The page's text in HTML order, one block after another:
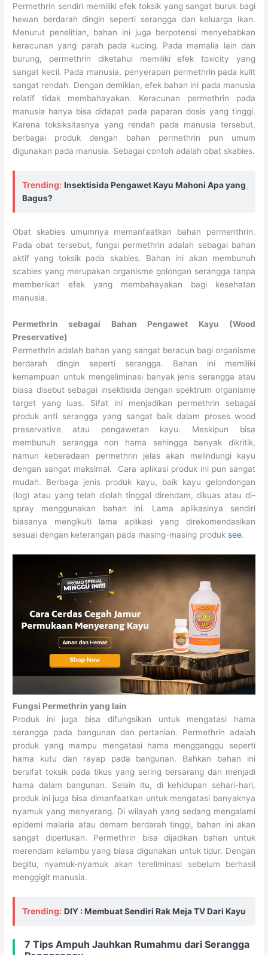
Permethrin sendiri memiliki efek toksik yang sangat buruk bagi
hewan berdarah dingin seperti serangga dan keluarga ikan.
Menurut penelitian, bahan ini juga berpotensi menyebabkan
keracunan yang parah pada kucing. Pada mamalia lain dan
burung, permethrin diketahui memiliki efek toxicity yang
sangat kecil. Pada manusia, penyerapan permethrin pada kulit
sangat rendah. Dengan demikian, efek bahan ini pada manusia
relatif tidak membahayakan. Keracunan permethrin pada
manusia hanya bisa didapat pada paparan dosis yang tinggi.
Karena toksiksitasnya yang rendah pada manusia tersebut,
berbagai produk dengan bahan permethrin pun umum
digunakan pada manusia. Sebagai contoh adalah obat skabies.
Trending: Insektisida Pengawet Kayu Mahoni Apa yang
Bagus?
Obat skabies umumnya memanfaatkan bahan permenthrin.
Pada obat tersebut, fungsi permethrin adalah sebagai bahan
aktif yang toksik pada skabies. Bahan ini akan membunuh
scabies yang merupakan organisme golongan serangga tanpa
memberikan efek yang membahayakan bagi kesehatan
manusia.
Permethrin sebagai Bahan Pengawet Kayu (Wood
Preservative)
Permethrin adalah bahan yang sangat beracun bagi organisme
berdarah dingin seperti serangga. Bahan ini memiliki
kemampuan untuk mengeliminasi banyak jenis serangga atau
biasa disebut sebagai insektisida dengan spektrum organisme
target yang luas. Sifat ini menjadikan permethrin sebagai
produk anti serangga yang sangat baik dalam proses wood
preservative atau pengawetan kayu. Meskipun bisa
membunuh serangga non hama sehingga banyak dikritik,
namun keberadaan permethrin jelas akan melindungi kayu
dengan sangat maksimal. Cara aplikasi produk ini pun sangat
mudah. Berbaga jenis produk kayu, baik kayu gelondongan
(log) atau yang telah diolah tinggal direndam, dikuas atau di-
spray menggunakan bahan ini. Lama aplikasinya sendiri
biasanya mengikuti lama aplikasi yang direkomendasikan
sesuai dengan keterangan pada masing-masing produksee.
Fungsi Permethrin yang lain
Produk ini juga bisa difungsikan untuk mengatasi hama
serangga pada bangunan dan pertanian. Permethrin adalah
produk yang mampu mengatasi hama mengganggu seperti
hama kutu dan rayap pada bangunan. Bahkan bahan ini
bersifat toksik pada tikus yang sering bersarang dan menjadi
hama dalam bangunan. Selain itu, di kehidupan sehari-hari,
produk ini juga bisa dimanfaatkan untuk mengatasi banyaknya
nyamuk yang menyerang. Di wilayah yang sedang mengalami
epidemi malaria atau demam berdarah tinggi, bahan ini akan
sangat diperlukan. Permethrin bisa dijadikan bahan untuk
merendam kelambu yang biasa digunakan untuk tidur. Dengan
begitu, nyamuk-nyamuk akan tereliminasi sebelum berhasil
menggigit manusia.
Trending: DIY : Membuat Sendiri Rak Meja TV Dari Kayu
7 Tips Ampuh Jauhkan Rumahmu dari Serangga